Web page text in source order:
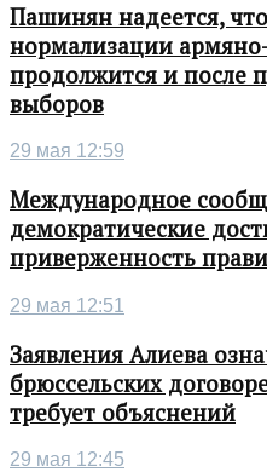
Пашинян надеется,
нормализации
продолжится и после
выборов
29 мая 12:59
Международное
демократические
приверженность
29 мая 12:51
Заявления Алиева
брюссельских
требует объяснений
29 мая 12:45